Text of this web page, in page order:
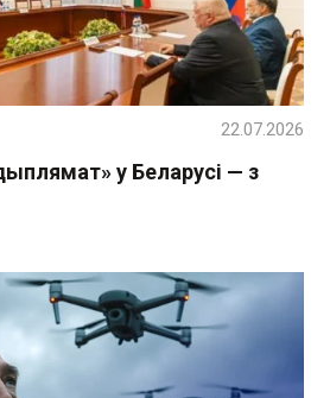
у Беларусі — з
22.07.2026